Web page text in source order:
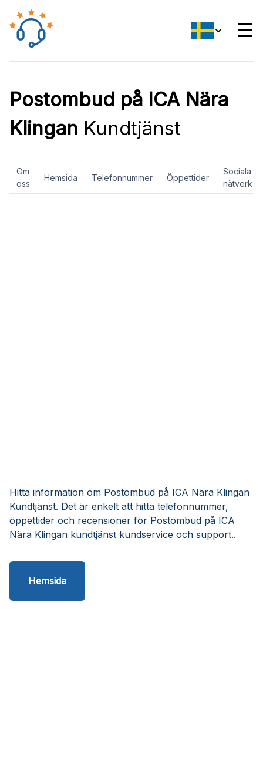
☰
Postombud på ICA Nära
Klingan Kundtjänst
Om
oss
Hemsida Telefonnummer Öppettider
Sociala
nätverk
Hitta information om Postombud på ICA Nära Klingan
Kundtjänst. Det är enkelt att hitta telefonnummer,
öppettider och recensioner för Postombud på ICA
Nära Klingan kundtjänst kundservice och support..
Hemsida